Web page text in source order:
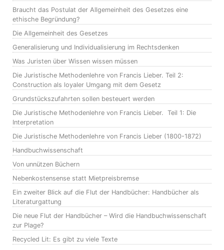
Braucht das Postulat der Allgemeinheit des Gesetzes eine
ethische Begründung?
Die Allgemeinheit des Gesetzes
Generalisierung und Individualisierung im Rechtsdenken
Was Juristen über Wissen wissen müssen
Die Juristische Methodenlehre von Francis Lieber. Teil 2:
Construction als loyaler Umgang mit dem Gesetz
Grundstückszufahrten sollen besteuert werden
Die Juristische Methodenlehre von Francis Lieber. Teil 1: Die
Interpretation
Die Juristische Methodenlehre von Francis Lieber (1800-1872)
Handbuchwissenschaft
Von unnützen Büchern
Nebenkostensense statt Mietpreisbremse
Ein zweiter Blick auf die Flut der Handbücher: Handbücher als
Literaturgattung
Die neue Flut der Handbücher – Wird die Handbuchwissenschaft
zur Plage?
Recycled Lit: Es gibt zu viele Texte